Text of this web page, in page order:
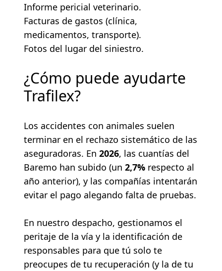
Informe pericial veterinario.
Facturas de gastos (clínica,
medicamentos, transporte).
Fotos del lugar del siniestro.
¿Cómo puede ayudarte
Trafilex?
Los accidentes con animales suelen
terminar en el rechazo sistemático de las
aseguradoras. En 2026, las cuantías del
Baremo han subido (un 2,7% respecto al
año anterior), y las compañías intentarán
evitar el pago alegando falta de pruebas.
En nuestro despacho, gestionamos el
peritaje de la vía y la identificación de
responsables para que tú solo te
preocupes de tu recuperación (y la de tu